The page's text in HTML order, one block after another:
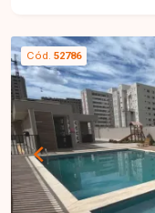
investimento.
expansão torna
oportunidade
qualidade de vida. Esta é uma
oportunidade
localizado no
visita e venha
imóvel.
Cód. 52786